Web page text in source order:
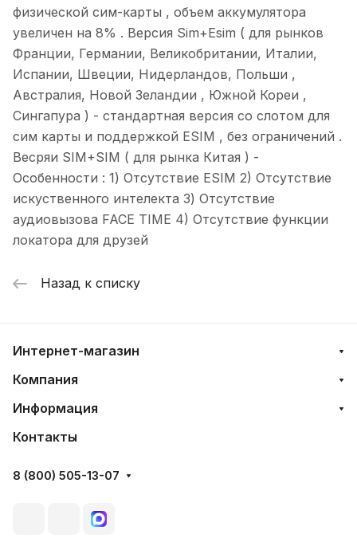
физической сим-карты , объем аккумулятора
увеличен на 8% . Версия Sim+Esim ( для рынков
Франции, Германии, Великобритании, Италии,
Испании, Швеции, Нидерландов, Польши ,
Австралия, Новой Зеландии , Южной Кореи ,
Сингапура ) - стандартная версия со слотом для
сим карты и поддержкой ESIM , без ограничений .
Весряи SIM+SIM ( для рынка Китая ) -
Особенности : 1) Отсутствие ESIM 2) Отсутствие
искуственного интелекта 3) Отсутствие
аудиовызова FACE TIME 4) Отсутствие функции
локатора для друзей
Назад к списку
Интернет-магазин
Компания
Информация
Контакты
8 (800) 505-13-07